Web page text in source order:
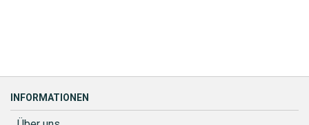
INFORMATIONEN